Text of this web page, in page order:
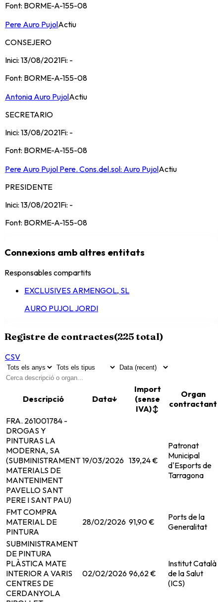
Font: BORME-A-155-08
Pere Auro PujolActiu
CONSEJERO
Inici: 13/08/2021Fi: -
Font: BORME-A-155-08
Antonia Auro PujolActiu
SECRETARIO
Inici: 13/08/2021Fi: -
Font: BORME-A-155-08
Pere Auro Pujol Pere. Cons.del.sol: Auro PujolActiu
PRESIDENTE
Inici: 13/08/2021Fi: -
Font: BORME-A-155-08
Connexions amb altres entitats
Responsables compartits
EXCLUSIVES ARMENGOL, SL
AURO PUJOL JORDI
Registre de contractes(225 total)
CSV
Descripció Data↓
Import
(sense
IVA)↕
Organ
contractant
FRA. 261001784 -
DROGAS Y
PINTURAS LA
MODERNA, SA
(SUBMINISTRAMENT
MATERIALS DE
MANTENIMENT
PAVELLO SANT
PERE I SANT PAU)
19/03/2026 139,24 €
Patronat
Municipal
d'Esports de
Tarragona
FMT COMPRA
MATERIAL DE
PINTURA
28/02/2026 91,90 €
Ports de la
Generalitat
SUBMINISTRAMENT
DE PINTURA
PLÀSTICA MATE
INTERIOR A VARIS
CENTRES DE
CERDANYOLA
02/02/2026 96,62 €
Institut Català
de la Salut
(ICS)